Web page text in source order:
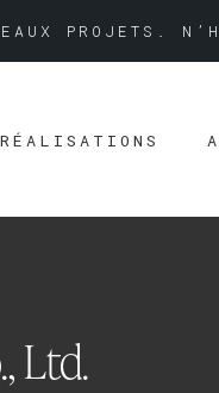
PROJETS.
RÉALISATIONS
Ltd.